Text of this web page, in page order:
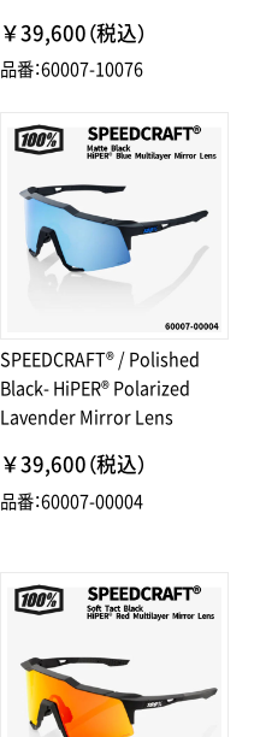
￥39,600（税込）
品番：60007-10076
SPEEDCRAFT® / Polished
Black- HiPER® Polarized
Lavender Mirror Lens
￥39,600（税込）
品番：60007-00004